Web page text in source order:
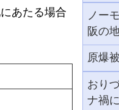
あたる場合
ノー
阪の
原爆
おり
ナ禍